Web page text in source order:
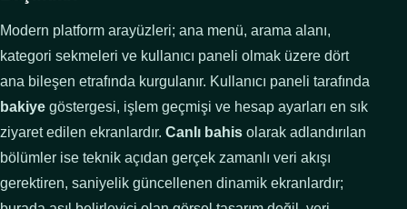
Modern platform arayüzleri; ana menü, arama alanı,
kategori sekmeleri ve kullanıcı paneli olmak üzere dört
ana bileşen etrafında kurgulanır. Kullanıcı paneli tarafında
bakiye göstergesi, işlem geçmişi ve hesap ayarları en sık
ziyaret edilen ekranlardır. Canlı bahis olarak adlandırılan
bölümler ise teknik açıdan gerçek zamanlı veri akışı
gerektiren, saniyelik güncellenen dinamik ekranlardır;